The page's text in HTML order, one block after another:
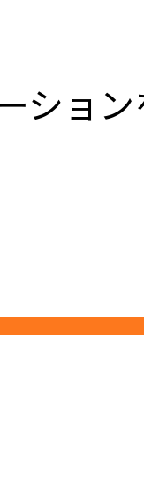
ション